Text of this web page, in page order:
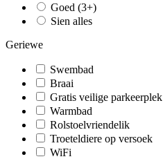
Goed (3+)
Sien alles
Geriewe
Swembad
Braai
Gratis veilige parkeerplek
Warmbad
Rolstoelvriendelik
Troeteldiere op versoek
WiFi